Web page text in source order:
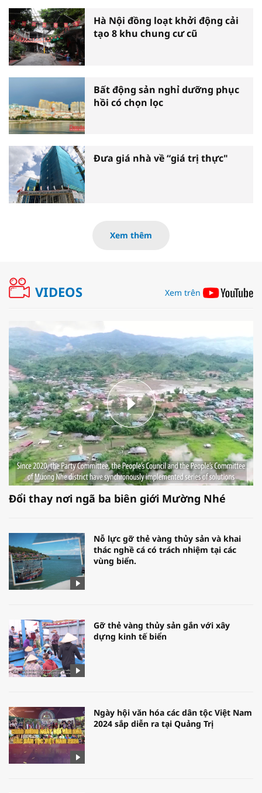
Hà Nội đồng loạt khởi động cải
tạo 8 khu chung cư cũ
Bất động sản nghỉ dưỡng phục
hồi có chọn lọc
Đưa giá nhà về “giá trị thực"
Xem thêm
VIDEOS Xem trên
Đổi thay nơi ngã ba biên giới Mường Nhé
Nỗ lực gỡ thẻ vàng thủy sản và khai
thác nghề cá có trách nhiệm tại các
vùng biển.
Gỡ thẻ vàng thủy sản gắn với xây
dựng kinh tế biển
Ngày hội văn hóa các dân tộc Việt Nam
2024 sắp diễn ra tại Quảng Trị